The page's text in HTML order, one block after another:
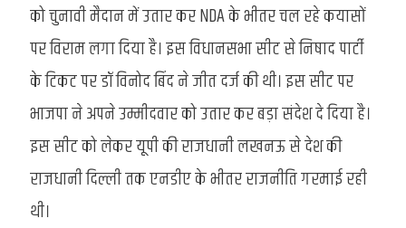
भाजपा
सुचिस्मिता
मौर्य?
जाने
उनका
राजनितिक
इतिहास
को चुनावी मैदान में उतार कर NDA के भीतर चल रहे कयासों
पर विराम लगा दिया है। इस विधानसभा सीट से निषाद पार्टी
के टिकट पर डॉ विनोद बिंद ने जीत दर्ज की थी। इस सीट पर
भाजपा ने अपने उम्मीदवार को उतार कर बड़ा संदेश दे दिया है।
इस सीट को लेकर यूपी की राजधानी लखनऊ से देश की
राजधानी दिल्ली तक एनडीए के भीतर राजनीति गरमाई रही
थी।